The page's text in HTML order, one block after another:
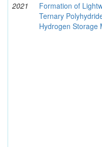
2021
Formation of
Ternary
Hydrogen Storage